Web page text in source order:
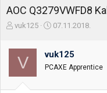
AOC Q3279VWFD8
Z
e
n
i
vuk125
D
u
m
o
07.11.2018.
V vuk125
PCAXE Apprentice